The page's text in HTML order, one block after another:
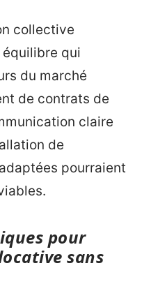
collective
équilibre qui
du marché
de contrats de
claire
de
pourraient
pour
sans